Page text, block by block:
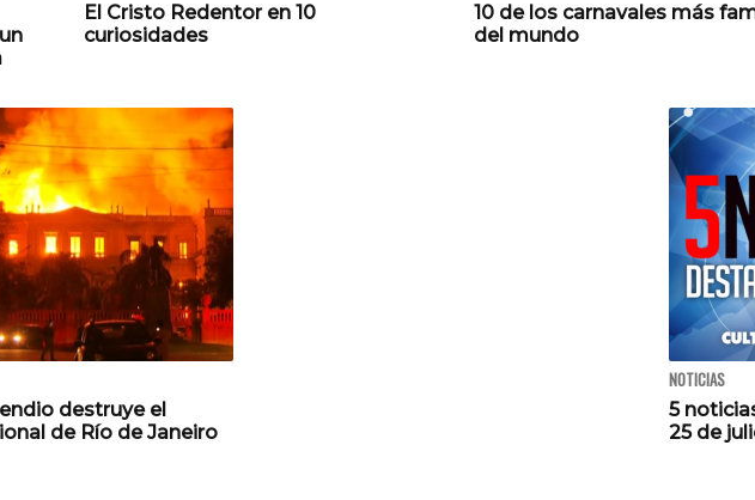
El Cristo Redentor en 10
curiosidades
10 de los carnavales más
del mundo
destruye el
de Río de Janeiro
NOTICIAS
5
25 de